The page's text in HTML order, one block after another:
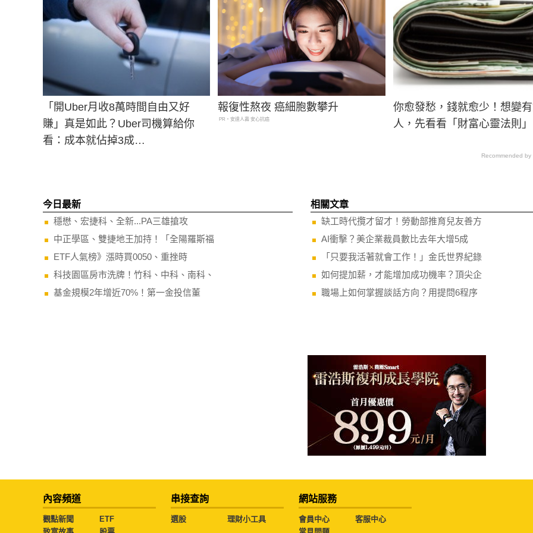
「開Uber月收8萬時間自由又好
賺」真是如此？Uber司機算給你
看：成本就佔掉3成…
報復性熬夜 癌細胞數攀升
PR・安達人壽 安心抗癌
你愈發愁，錢就愈少！想變
人，先看看「財富心靈法則」
Recommended by
今日最新
穩懋、宏捷科、全新...PA三雄搶攻
中正學區、雙捷地王加持！「全陽羅斯福
ETF人氣榜》漲時買0050、重挫時
科技園區房市洗牌！竹科、中科、南科、
基金規模2年增近70%！第一金投信董
相關文章
缺工時代攬才留才！勞動部推育兒友善方
AI衝擊？美企業裁員數比去年大增5成
「只要我活著就會工作！」金氏世界紀錄
如何提加薪，才能增加成功機率？頂尖企
職場上如何掌握談話方向？用提問6程序
內容頻道
觀點新聞
ETF
串接查詢
選股 理財小工具
網站服務
會員中心
客服中心